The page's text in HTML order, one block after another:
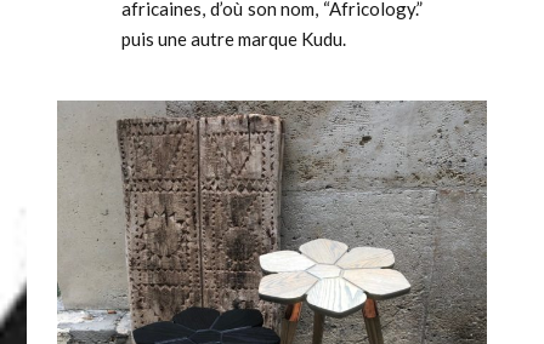
africaines, d’où son nom, “Africology.”
puis une autre marque Kudu.